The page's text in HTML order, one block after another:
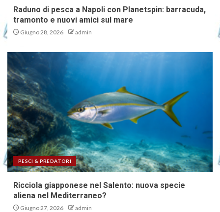
Raduno di pesca a Napoli con Planetspin: barracuda,
tramonto e nuovi amici sul mare
Giugno 28, 2026 admin
PESCI & PREDATORI
Ricciola giapponese nel Salento: nuova specie
aliena nel Mediterraneo?
Giugno 27, 2026 admin